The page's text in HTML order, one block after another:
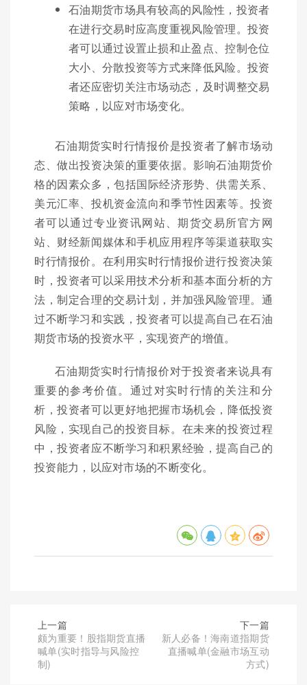
石油期货市场具有较高的风险性，投资者
在进行交易时应高度重视风险管理。投资
者可以通过设置止损和止盈点、控制仓位
大小、分散投资等方式来降低风险。投资
者还应密切关注市场动态，及时调整交易
策略，以应对市场变化。
石油期货实时行情报价是投资者了解市场动
态、做出投资决策的重要依据。影响石油期货价
格的因素众多，包括国际经济形势、供需关系、
美元汇率、投机资金流向和季节性因素等。投资
者可以通过专业资讯网站、期货交易所官方网
站、财经新闻媒体和手机应用程序等渠道获取实
时行情报价。在利用实时行情报价进行投资决策
时，投资者可以采用技术分析和基本面分析的方
法，制定合理的交易计划，并加强风险管理。通
过不断学习和实践，投资者可以提高自己在石油
期货市场的投资水平，实现资产的增值。
石油期货实时行情报价对于投资者来说具有
重要的参考价值。通过对实时行情的关注和分
析，投资者可以更好地把握市场机会，降低投资
风险，实现自己的投资目标。在未来的投资过程
中，投资者应不断学习和积累经验，提高自己的
投资能力，以应对市场的不断变化。
上一篇
颇为重要！股指期货直播
喊单(实时指导与风险控
制)
下一篇
新人必备！海南道指期货
直播喊单(金融市场互动
方式)